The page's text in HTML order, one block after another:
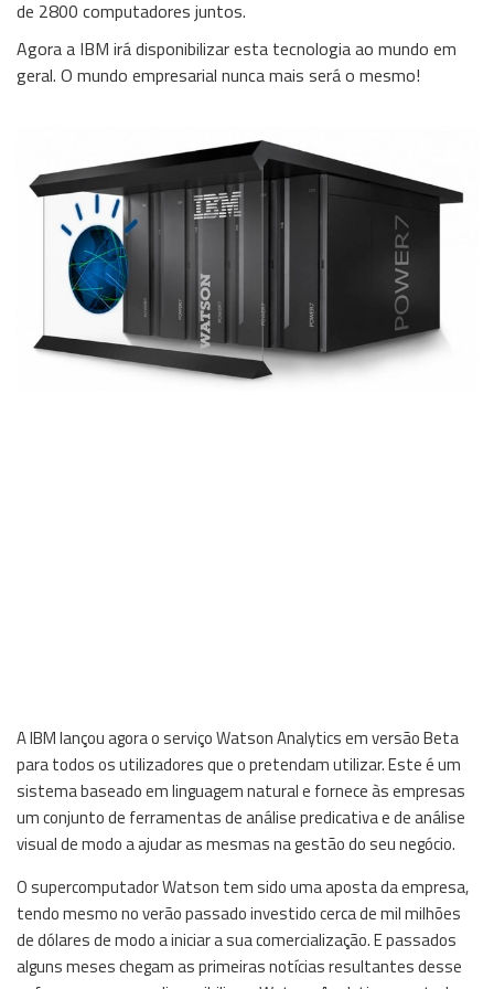
Informação
de 2800 computadores juntos.
Agora a IBM irá disponibilizar esta tecnologia ao mundo em
geral. O mundo empresarial nunca mais será o mesmo!
A IBM lançou agora o serviço Watson Analytics em versão Beta
para todos os utilizadores que o pretendam utilizar. Este é um
sistema baseado em linguagem natural e fornece às empresas
um conjunto de ferramentas de análise predicativa e de análise
visual de modo a ajudar as mesmas na gestão do seu negócio.
O supercomputador Watson tem sido uma aposta da empresa,
tendo mesmo no verão passado investido cerca de mil milhões
de dólares de modo a iniciar a sua comercialização. E passados
alguns meses chegam as primeiras notícias resultantes desse